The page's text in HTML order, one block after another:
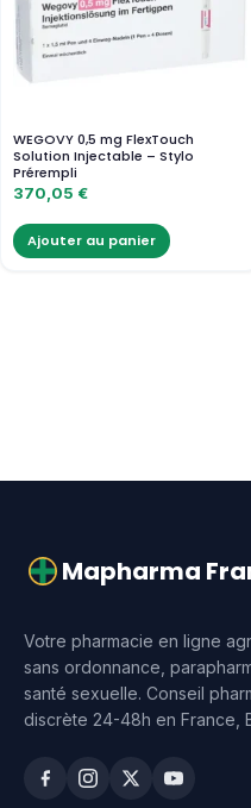
WEGOVY 0,5 mg FlexTouch
Solution Injectable – Stylo
Prérempli
370,05 €
Ajouter au panier
Mapharma
Votre pharmacie en ligne
sans ordonnance,
santé sexuelle. Conseil
discrète 24-48h en France,